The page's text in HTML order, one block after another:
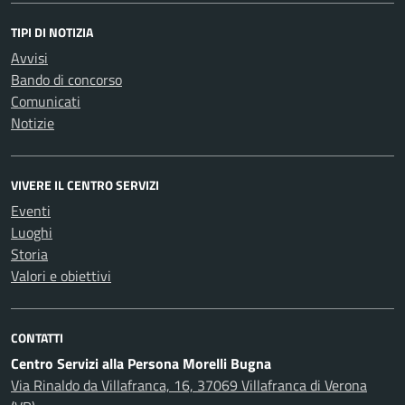
TIPI DI NOTIZIA
Avvisi
Bando di concorso
Comunicati
Notizie
VIVERE IL CENTRO SERVIZI
Eventi
Luoghi
Storia
Valori e obiettivi
CONTATTI
Centro Servizi alla Persona Morelli Bugna
Via Rinaldo da Villafranca, 16, 37069 Villafranca di Verona